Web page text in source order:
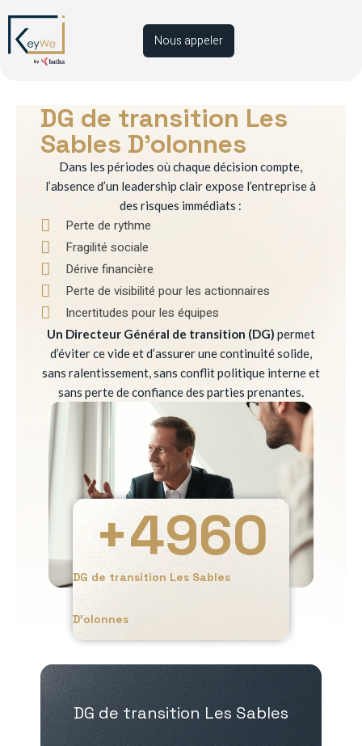
Nous appeler
DG de transition Les
Sables D’olonnes
Dans les périodes où chaque décision compte,
l’absence d’un leadership clair expose l’entreprise à
des risques immédiats :
Perte de rythme
Fragilité sociale
Dérive financière
Perte de visibilité pour les actionnaires
Incertitudes pour les équipes
Un Directeur Général de transition (DG) permet
d’éviter ce vide et d’assurer une continuité solide,
sans ralentissement, sans conflit politique interne et
sans perte de confiance des parties prenantes.
DG de transition Les Sables
D’olonnes
+4960
DG de transition Les Sables